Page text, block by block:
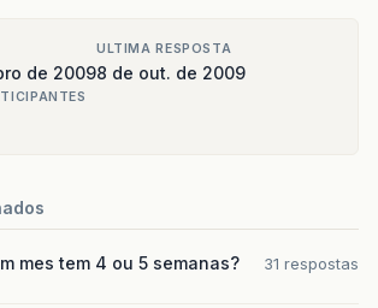
de 2009
ULTIMA RESPOSTA
8 de out. de 2009
mes tem 4 ou 5 semanas?
31 respostas